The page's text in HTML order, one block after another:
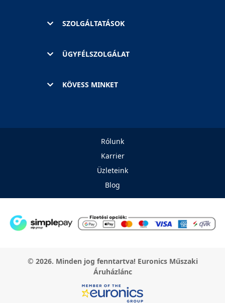
SZOLGÁLTATÁSOK
ÜGYFÉLSZOLGÁLAT
KÖVESS MINKET
Rólunk
Karrier
Üzleteink
Blog
© 2026. Minden jog fenntartva! Euronics Műszaki
Áruházlánc